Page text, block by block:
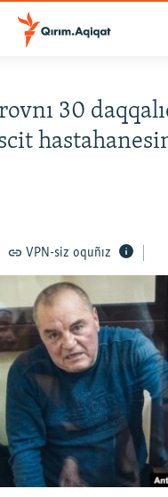
30
VPN-siz oquñız